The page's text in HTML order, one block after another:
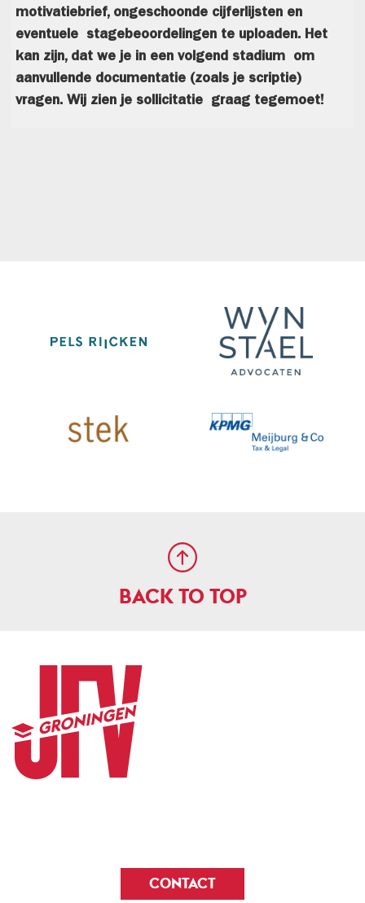
motivatiebrief, ongeschoonde cijferlijsten en
eventuele stagebeoordelingen te uploaden. Het
kan zijn, dat we je in een volgend stadium om
aanvullende documentatie (zoals je scriptie)
vragen. Wij zien je sollicitatie graag tegemoet!
BACK TO TOP
CONTACT